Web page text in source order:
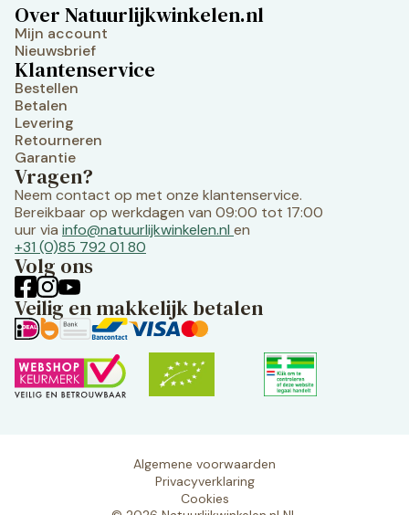
Over Natuurlijkwinkelen.nl
Mijn account
Nieuwsbrief
Klantenservice
Bestellen
Betalen
Levering
Retourneren
Garantie
Vragen?
Neem contact op met onze klantenservice.
Bereikbaar op werkdagen van 09:00 tot 17:00
uur via info@natuurlijkwinkelen.nl en
+31 (0)85 792 01 80
Volg ons
Veilig en makkelijk betalen
Algemene voorwaarden
Privacyverklaring
Cookies